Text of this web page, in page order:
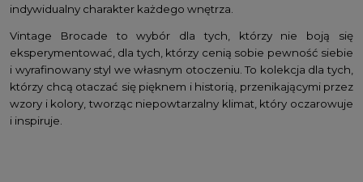
indywidualny charakter każdego wnętrza.
Vintage Brocade to wybór dla tych, którzy nie boją się
eksperymentować, dla tych, którzy cenią sobie pewność siebie
i wyrafinowany styl we własnym otoczeniu. To kolekcja dla tych,
którzy chcą otaczać się pięknem i historią, przenikającymi przez
wzory i kolory, tworząc niepowtarzalny klimat, który oczarowuje
i inspiruje.